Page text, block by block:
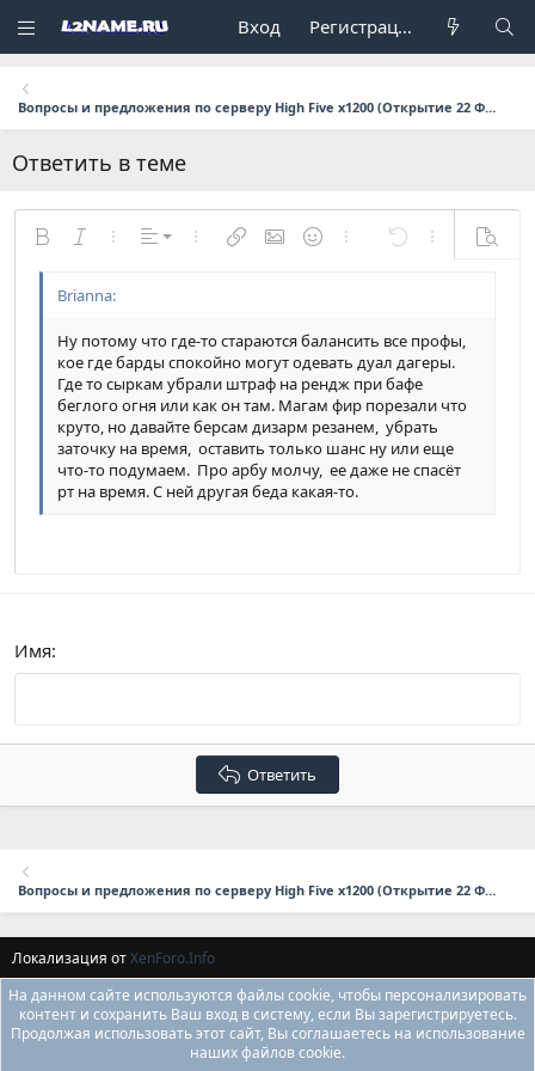
Вход Регистрация
Вопросы и предложения по серверу High Five x1200 (Открытие 22 Февраля в 17:00 мск.)
Ответить в теме
ЖирныйКурсивДополнительно...
Выравнивание
По левому краю
Выравнивание текста
Дополнительно...
Вставить ссылку
Вставить изображение
СмайлыДополнительно...
Отменить
Размер шрифта
9
12
15
18
22
26
Цвет текста
Шрифт
Courier New
Georgia
Tahoma
Times New Roman
Trebuchet MS
Формат параграфа
Обычный
Заголовок 2
Заголовок 3
ЦитатаМедиаВставить таблицу
Повторить
Переключить режим работы редактора
Удалить форматирование
Ну потому что где-то стараются балансить все профы,
кое где барды спокойно могут одевать дуал дагеры.
Где то сыркам убрали штраф на рендж при бафе
беглого огня или как он там. Магам фир порезали что
круто, но давайте берсам дизарм резанем, убрать
заточку на время, оставить только шанс ну или еще
что-то подумаем. Про арбу молчу, ее даже не спасёт
рт на время. С ней другая беда какая-то.
Имя
Ответить
Вопросы и предложения по серверу High Five x1200 (Открытие 22 Февраля в 17:00 мск.)
Локализация отXenForo.Info
На данном сайте используются файлы cookie, чтобы персонализировать
контент и сохранить Ваш вход в систему, если Вы зарегистрируетесь.
Продолжая использовать этот сайт, Вы соглашаетесь на использование
наших файлов cookie.